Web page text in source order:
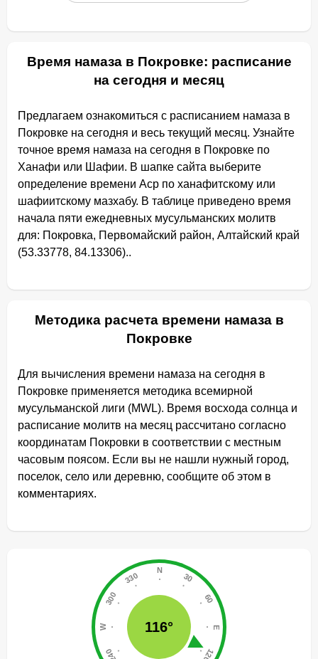
Время намаза в Покровке: расписание
на сегодня и месяц
Предлагаем ознакомиться с расписанием намаза в
Покровке на сегодня и весь текущий месяц. Узнайте
точное время намаза на сегодня в Покровке по
Ханафи или Шафии. В шапке сайта выберите
определение времени Аср по ханафитскому или
шафиитскому мазхабу. В таблице приведено время
начала пяти ежедневных мусульманских молитв
для: Покровка, Первомайский район, Алтайский край
(53.33778, 84.13306)..
Методика расчета времени намаза в
Покровке
Для вычисления времени намаза на сегодня в
Покровке применяется методика всемирной
мусульманской лиги (MWL). Время восхода солнца и
расписание молитв на месяц рассчитано согласно
координатам Покровки в соответствии с местным
часовым поясом. Если вы не нашли нужный город,
поселок, село или деревню, сообщите об этом в
комментариях.
116°